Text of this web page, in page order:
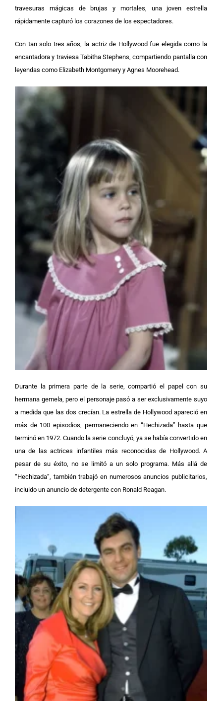
travesuras mágicas de brujas y mortales, una joven estrella
rápidamente capturó los corazones de los espectadores.
Con tan solo tres años, la actriz de Hollywood fue elegida como la
encantadora y traviesa Tabitha Stephens, compartiendo pantalla con
leyendas como Elizabeth Montgomery y Agnes Moorehead.
Durante la primera parte de la serie, compartió el papel con su
hermana gemela, pero el personaje pasó a ser exclusivamente suyo
a medida que las dos crecían. La estrella de Hollywood apareció en
más de 100 episodios, permaneciendo en “Hechizada” hasta que
terminó en 1972.Cuando la serie concluyó, ya se había convertido en
una de las actrices infantiles más reconocidas de Hollywood. A
pesar de su éxito, no se limitó a un solo programa. Más allá de
“Hechizada”, también trabajó en numerosos anuncios publicitarios,
incluido un anuncio de detergente con Ronald Reagan.